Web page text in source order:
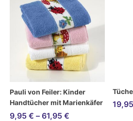
Pauli von Feiler: Kinder
Handtücher mit Marienkäfer
9,95 € – 61,95 €
19,95